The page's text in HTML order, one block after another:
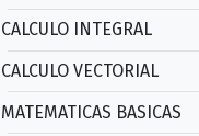
CALCULO INTEGRAL
CALCULO VECTORIAL
MATEMATICAS BASICAS